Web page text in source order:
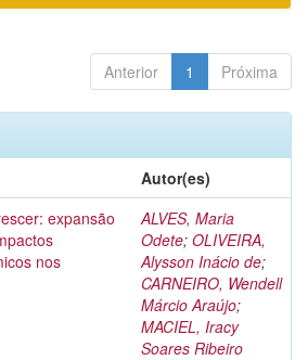
Anterior 1 Próxima
Autor(es)
expansão
nos
ALVES, Maria
Odete; OLIVEIRA,
Alysson Inácio de;
CARNEIRO, Wendell
Márcio Araújo;
MACIEL, Iracy
Soares Ribeiro